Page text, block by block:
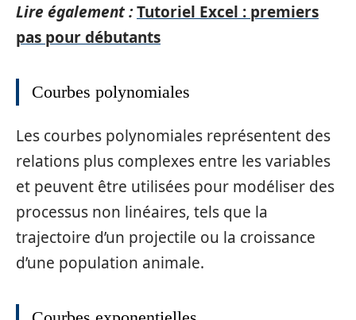
Lire également :Tutoriel Excel : premiers
pas pour débutants
Courbes polynomiales
Les courbes polynomiales représentent des
relations plus complexes entre les variables
et peuvent être utilisées pour modéliser des
processus non linéaires, tels que la
trajectoire d’un projectile ou la croissance
d’une population animale.